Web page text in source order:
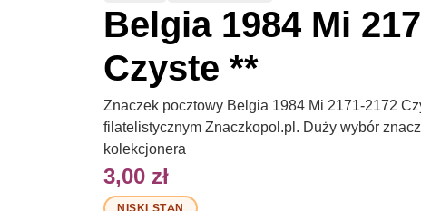
Belgia 1984 Mi
Czyste **
Znaczek pocztowy Belgia 1984 Mi 2171-2172
filatelistycznym Znaczkopol.pl. Duży wybór
kolekcjonera
3,00 zł
NISKI STAN